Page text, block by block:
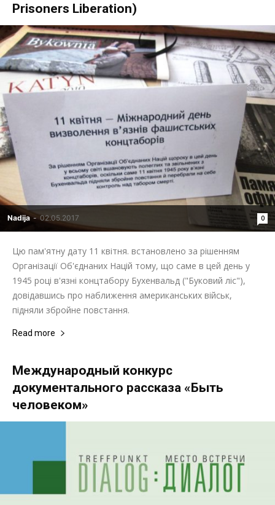
Prisoners Liberation)
Nadija - 02.05.2017 0
Цю пам'ятну дату 11 квітня. встановлено за рішенням
Організації Об'єднаних Націй тому, що саме в цей день у
1945 році в'язні концтабору Бухенвальд ("Буковий ліс"),
довідавшись про наближення американських військ,
підняли збройне повстання.
Read more
Международный конкурс
документального рассказа «Быть
человеком»